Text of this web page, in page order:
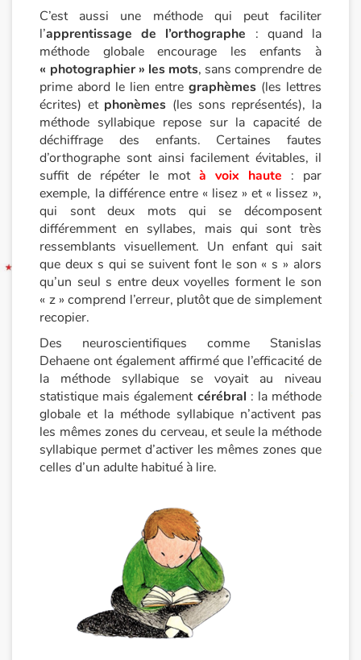
Actualités
Par thématique
Rencontres et témoignages
Contes d'ici et d'ailleurs
Autour de la lecture
Apprendre à lire
Livre audio
Activités et ateliers
Apprendre les langues
Dyslexie, troubles de la lecture
Nos listes de lecture
Les plus lus
C’est aussi une méthode qui peut faciliter
l’apprentissage de l’orthographe : quand la
méthode globale encourage les enfants à
« photographier » les mots, sans comprendre de
prime abord le lien entre graphèmes(les lettres
écrites) et phonèmes (les sons représentés), la
méthode syllabique repose sur la capacité de
déchiffrage des enfants. Certaines fautes
d’orthographe sont ainsi facilement évitables, il
suffit de répéter le mot à voix haute : par
exemple, la différence entre « lisez » et « lissez »,
qui sont deux mots qui se décomposent
différemment en syllabes, mais qui sont très
ressemblants visuellement. Un enfant qui sait
que deux s qui se suivent font le son « s » alors
qu’un seul s entre deux voyelles forment le son
« z » comprend l’erreur, plutôt que de simplement
recopier.
Des neuroscientifiques comme Stanislas
Dehaene ont également affirmé que l’efficacité de
la méthode syllabique se voyait au niveau
statistique mais égalementcérébral : la méthode
globale et la méthode syllabique n’activent pas
les mêmes zones du cerveau, et seule la méthode
syllabique permet d’activer les mêmes zones que
celles d’un adulte habitué à lire.